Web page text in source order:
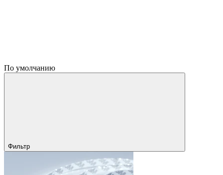
По умолчанию
Фильтр